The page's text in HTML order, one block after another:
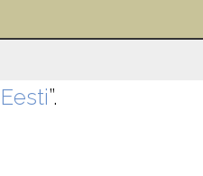
Eesti”.